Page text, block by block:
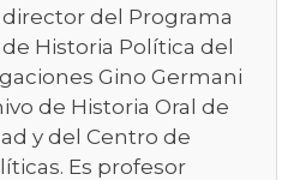
director del Programa
de Historia Política del
Gino Germani
de Historia Oral de
y del Centro de
Es profesor